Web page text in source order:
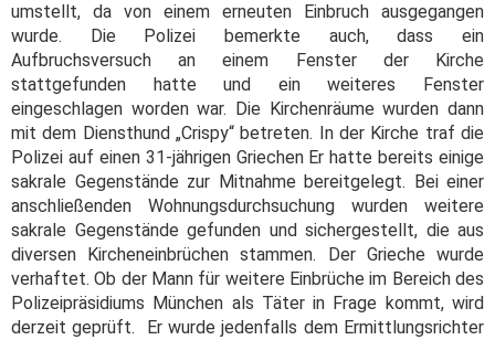
umstellt, da von einem erneuten Einbruch ausgegangen
wurde. Die Polizei bemerkte auch, dass ein
Aufbruchsversuch an einem Fenster der Kirche
stattgefunden hatte und ein weiteres Fenster
eingeschlagen worden war. Die Kirchenräume wurden dann
mit dem Diensthund „Crispy“ betreten. In der Kirche traf die
Polizei auf einen 31-jährigen Griechen Er hatte bereits einige
sakrale Gegenstände zur Mitnahme bereitgelegt. Bei einer
anschließenden Wohnungsdurchsuchung wurden weitere
sakrale Gegenstände gefunden und sichergestellt, die aus
diversen Kircheneinbrüchen stammen. Der Grieche wurde
verhaftet. Ob der Mann für weitere Einbrüche im Bereich des
Polizeipräsidiums München als Täter in Frage kommt, wird
derzeit geprüft. Er wurde jedenfalls dem Ermittlungsrichter